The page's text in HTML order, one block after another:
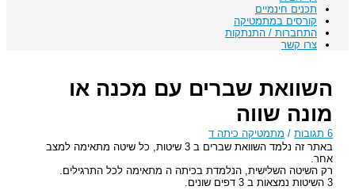
תכנים חינמיים
קורסים במתמטיקה
התחברות / התנתקות
צרו קשר
השוואת שברים עם מכנה או
מונה שווה
6 תגובות / מתמטיקה כיתה ד
באתר זה נלמד השוואת שברים ב 3 שיטות, כל שיטה מתאימה למצב
אחר.
רק השיטה השלישית, הנלמדת בכיתה ה מתאימה לכל התרגילים.
3 השיטות נמצאות ב 3 דפים שונים.